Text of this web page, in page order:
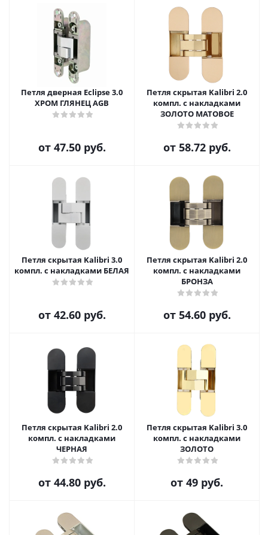
Петля дверная Eclipse 3.0
ХРОМ ГЛЯНЕЦ AGB
от 47.50 руб.
Петля скрытая Kalibri 2.0
компл. с накладками
ЗОЛОТО МАТОВОЕ
от 58.72 руб.
Петля скрытая Kalibri 3.0
компл. с накладками БЕЛАЯ
от 42.60 руб.
Петля скрытая Kalibri 2.0
компл. с накладками
БРОНЗА
от 54.60 руб.
Петля скрытая Kalibri 2.0
компл. с накладками
ЧЕРНАЯ
от 44.80 руб.
Петля скрытая Kalibri 3.0
компл. с накладками
ЗОЛОТО
от 49 руб.